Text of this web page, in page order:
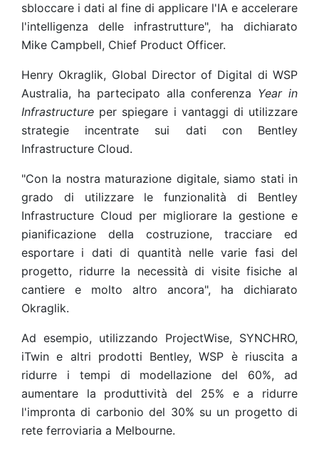
sbloccare i dati al fine di applicare l'IA e accelerare
l'intelligenza delle infrastrutture", ha dichiarato
Mike Campbell, Chief Product Officer.
Henry Okraglik, Global Director of Digital di WSP
Australia, ha partecipato alla conferenza Year in
Infrastructure per spiegare i vantaggi di utilizzare
strategie incentrate sui dati con Bentley
Infrastructure Cloud.
"Con la nostra maturazione digitale, siamo stati in
grado di utilizzare le funzionalità di Bentley
Infrastructure Cloud per migliorare la gestione e
pianificazione della costruzione, tracciare ed
esportare i dati di quantità nelle varie fasi del
progetto, ridurre la necessità di visite fisiche al
cantiere e molto altro ancora", ha dichiarato
Okraglik.
Ad esempio, utilizzando ProjectWise, SYNCHRO,
iTwin e altri prodotti Bentley, WSP è riuscita a
ridurre i tempi di modellazione del 60%, ad
aumentare la produttività del 25% e a ridurre
l'impronta di carbonio del 30% su un progetto di
rete ferroviaria a Melbourne.